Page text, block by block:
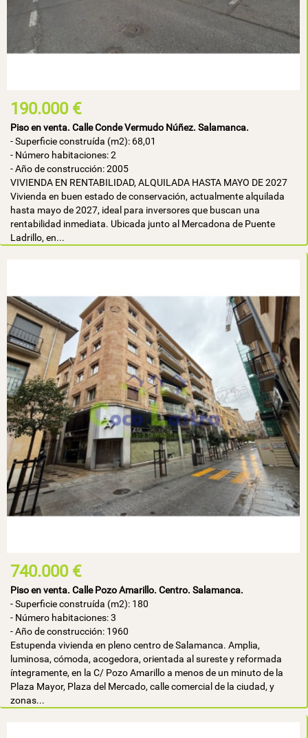
190.000 €
Piso en venta. Calle Conde Vermudo Núñez. Salamanca.
- Superficie construída (m2): 68,01
- Número habitaciones: 2
- Año de construcción: 2005
VIVIENDA EN RENTABILIDAD, ALQUILADA HASTA MAYO DE 2027
Vivienda en buen estado de conservación, actualmente alquilada
hasta mayo de 2027, ideal para inversores que buscan una
rentabilidad inmediata. Ubicada junto al Mercadona de Puente
Ladrillo, en...
740.000 €
Piso en venta. Calle Pozo Amarillo. Centro. Salamanca.
- Superficie construída (m2): 180
- Número habitaciones: 3
- Año de construcción: 1960
Estupenda vivienda en pleno centro de Salamanca. Amplia,
luminosa, cómoda, acogedora, orientada al sureste y reformada
íntegramente, en la C/ Pozo Amarillo a menos de un minuto de la
Plaza Mayor, Plaza del Mercado, calle comercial de la ciudad, y
zonas...